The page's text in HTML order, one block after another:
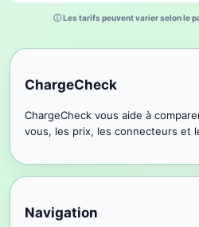
ⓘ Les tarifs peuvent varier selon le
ChargeCheck
ChargeCheck vous aide à
vous, les prix, les connecteurs et
Navigation